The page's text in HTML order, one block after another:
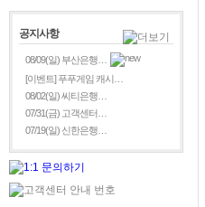
공지사항
08/09(일) 부산은행…
[이벤트] 푸푸게임 캐시…
08/02(일) 씨티은행…
07/31(금) 고객센터…
07/19(일) 신한은행…